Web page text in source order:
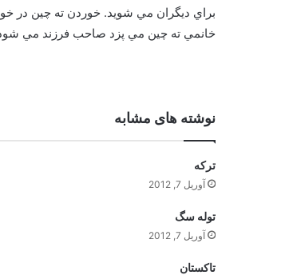
براي ديگران مي شويد. خوردن ته چين در
خانمي ته چين مي پزد صاحب فرزند مي
نوشته های مشابه
ترکه
آوریل 7, 2012
توله سگ
آوریل 7, 2012
تاکستان